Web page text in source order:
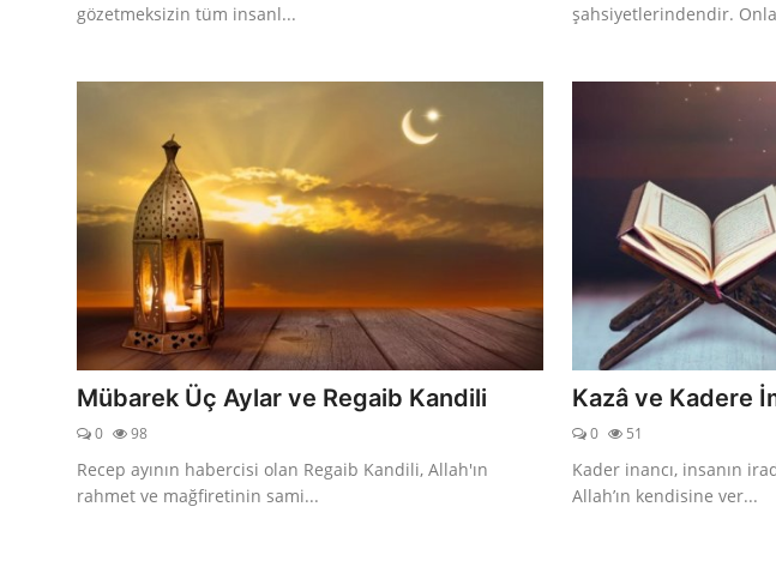
gözetmeksizin tüm insanl...
şahsiyetlerindendir.
Mübarek Üç Aylar ve Regaib Kandili
0 98
Recep ayının habercisi olan Regaib Kandili, Allah'ın
rahmet ve mağfiretinin sami...
Kazâ ve Kadere
0 51
Kader inancı, insanın
Allah’ın kendisine ver...